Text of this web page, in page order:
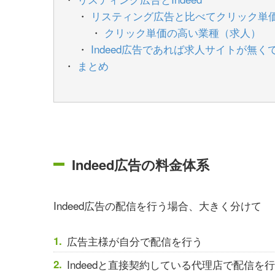
リスティング広告と比べてクリック単
クリック単価の高い業種（求人）
Indeed広告であれば求人サイトが無く
まとめ
Indeed広告の料金体系
Indeed広告の配信を行う場合、大きく分けて
広告主様が自分で配信を行う
Indeedと直接契約している代理店で配信を